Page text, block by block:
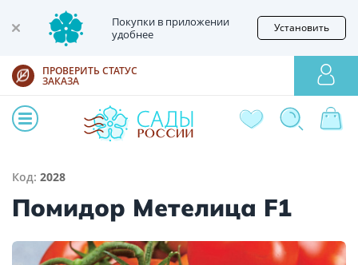
Покупки в приложении
удобнее
Установить
ПРОВЕРИТЬ СТАТУС
ЗАКАЗА
Код: 2028
Помидор Метелица F1